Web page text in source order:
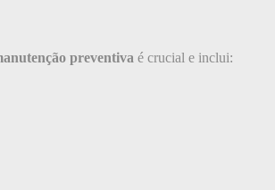
preventiva é crucial e inclui: